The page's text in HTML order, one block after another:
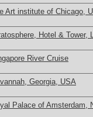
Art institute of Chicago,
Hotel & Tower,
River Cruise
Georgia, USA
Palace of Amsterdam,